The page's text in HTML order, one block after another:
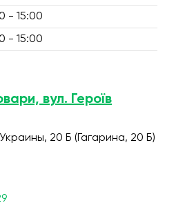
- 15:00
- 15:00
вул. Героїв
20 Б (Гагарина, 20 Б)